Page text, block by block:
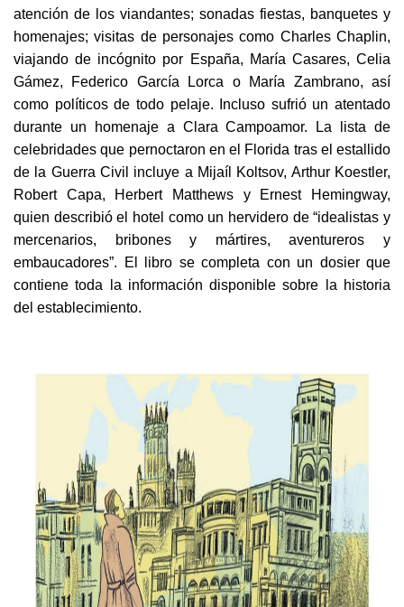
atención de los viandantes; sonadas fiestas, banquetes y
homenajes; visitas de personajes como Charles Chaplin,
viajando de incógnito por España, María Casares, Celia
Gámez, Federico García Lorca o María Zambrano, así
como políticos de todo pelaje. Incluso sufrió un atentado
durante un homenaje a Clara Campoamor. La lista de
celebridades que pernoctaron en el Florida tras el estallido
de la Guerra Civil incluye a Mijaíl Koltsov, Arthur Koestler,
Robert Capa, Herbert Matthews y Ernest Hemingway,
quien describió el hotel como un hervidero de “idealistas y
mercenarios, bribones y mártires, aventureros y
embaucadores”. El libro se completa con un dosier que
contiene toda la información disponible sobre la historia
del establecimiento.